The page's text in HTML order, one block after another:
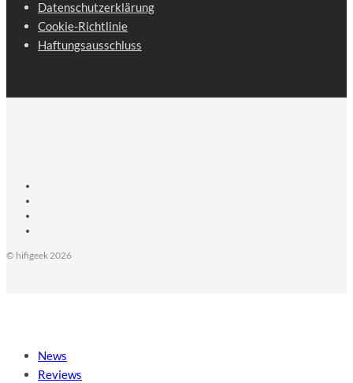
Datenschutzerklärung
Cookie-Richtlinie
Haftungsausschluss
© hifigeek 2026
News
Reviews